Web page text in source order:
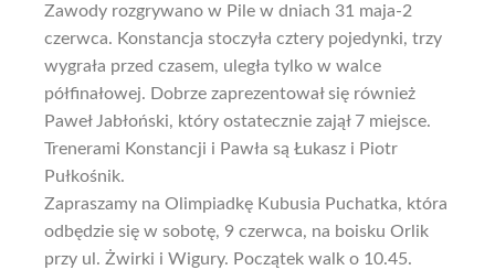
Zawody rozgrywano w Pile w dniach 31 maja-2
czerwca. Konstancja stoczyła cztery pojedynki, trzy
wygrała przed czasem, uległa tylko w walce
półfinałowej. Dobrze zaprezentował się również
Paweł Jabłoński, który ostatecznie zajął 7 miejsce.
Trenerami Konstancji i Pawła są Łukasz i Piotr
Pułkośnik.
Zapraszamy na Olimpiadkę Kubusia Puchatka, która
odbędzie się w sobotę, 9 czerwca, na boisku Orlik
przy ul. Żwirki i Wigury. Początek walk o 10.45.